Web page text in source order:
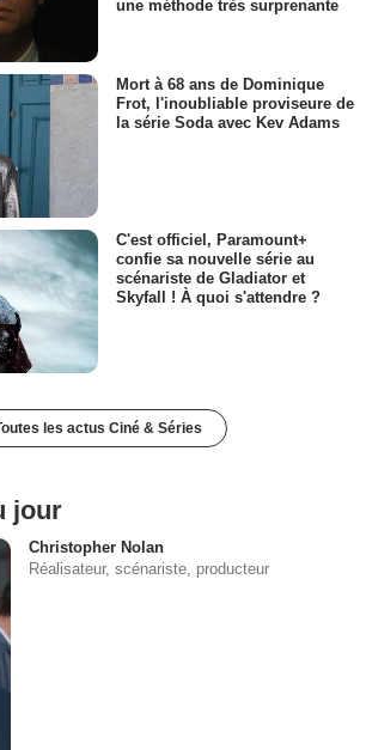
une méthode très surprenante
Mort à 68 ans de Dominique
Frot, l'inoubliable proviseure de
la série Soda avec Kev Adams
C'est officiel, Paramount+
confie sa nouvelle série au
scénariste de Gladiator et
Skyfall ! À quoi s'attendre ?
les actus Ciné & Séries
jour
Christopher Nolan
Réalisateur, scénariste, producteur